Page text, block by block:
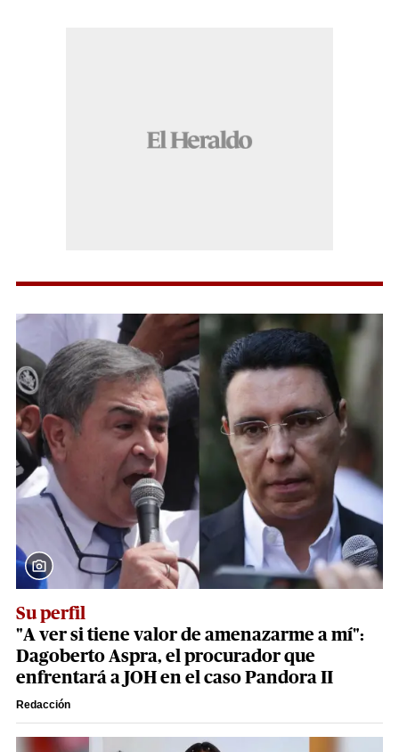
Su perfil
"A ver si tiene valor de amenazarme a mí":
Dagoberto Aspra, el procurador que
enfrentará a JOH en el caso Pandora II
Redacción